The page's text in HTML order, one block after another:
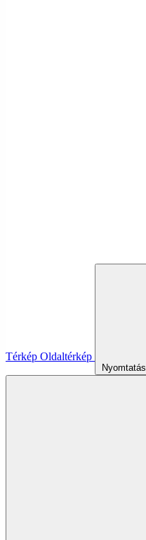
Térkép Oldaltérkép
Nyomtatás